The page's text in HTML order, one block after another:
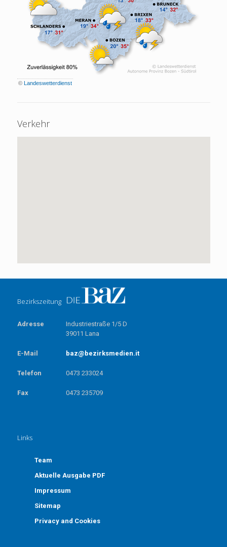
© Landeswetterdienst
Verkehr
Bezirkszeitung
Adresse
Industriestraße 1/5 D
39011 Lana
E-Mail baz@bezirksmedien.it
Telefon 0473 233024
Fax 0473 235709
Links
Team
Aktuelle Ausgabe PDF
Impressum
Sitemap
Privacy and Cookies